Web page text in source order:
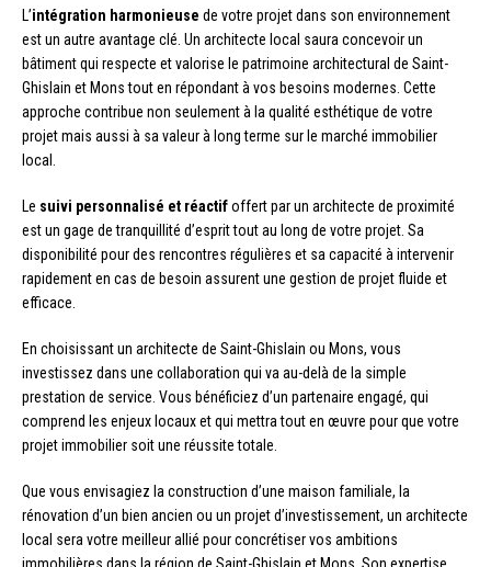
L’intégration harmonieuse de votre projet dans son environnement
est un autre avantage clé. Un architecte local saura concevoir un
bâtiment qui respecte et valorise le patrimoine architectural de Saint-
Ghislain et Mons tout en répondant à vos besoins modernes. Cette
approche contribue non seulement à la qualité esthétique de votre
projet mais aussi à sa valeur à long terme sur le marché immobilier
local.
Le suivi personnalisé et réactifoffert par un architecte de proximité
est un gage de tranquillité d’esprit tout au long de votre projet. Sa
disponibilité pour des rencontres régulières et sa capacité à intervenir
rapidement en cas de besoin assurent une gestion de projet fluide et
efficace.
En choisissant un architecte de Saint-Ghislain ou Mons, vous
investissez dans une collaboration qui va au-delà de la simple
prestation de service. Vous bénéficiez d’un partenaire engagé, qui
comprend les enjeux locaux et qui mettra tout en œuvre pour que votre
projet immobilier soit une réussite totale.
Que vous envisagiez la construction d’une maison familiale, la
rénovation d’un bien ancien ou un projet d’investissement, un architecte
local sera votre meilleur allié pour concrétiser vos ambitions